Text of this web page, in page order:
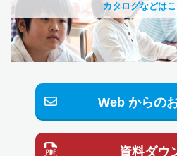
カタログなどは
Web からの
資料ダウ